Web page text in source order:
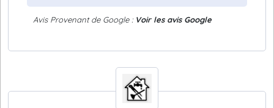
Avis Provenant de Google : Voir les avis Google